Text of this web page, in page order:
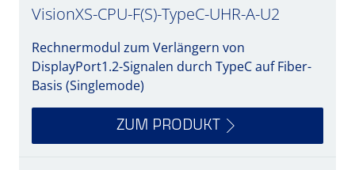
VisionXS-CPU-F(S)-TypeC-UHR-A-U2
Rechnermodul zum Verlängern von
DisplayPort1.2-Signalen durch TypeC auf Fiber-
Basis (Singlemode)
ZUM PRODUKT